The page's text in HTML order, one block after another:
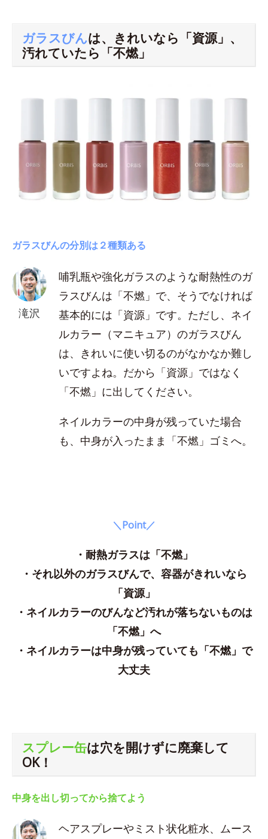
ガラスびんは、きれいなら「資源」、
汚れていたら「不燃」
ガラスびんの分別は２種類ある
滝沢
哺乳瓶や強化ガラスのような耐熱性のガ
ラスびんは「不燃」で、そうでなければ
基本的には「資源」です。ただし、ネイ
ルカラー（マニキュア）のガラスびん
は、きれいに使い切るのがなかなか難し
いですよね。だから「資源」ではなく
「不燃」に出してください。
ネイルカラーの中身が残っていた場合
も、中身が入ったまま「不燃」ゴミへ。
＼Point／
・耐熱ガラスは「不燃」
・それ以外のガラスびんで、容器がきれいなら
「資源」
・ネイルカラーのびんなど汚れが落ちないものは
「不燃」へ
・ネイルカラーは中身が残っていても「不燃」で
大丈夫
スプレー缶は穴を開けずに廃棄して
OK！
中身を出し切ってから捨てよう
ヘアスプレーやミスト状化粧水、ムース